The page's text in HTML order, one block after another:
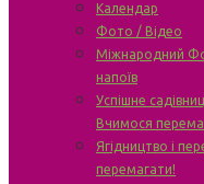
Календар
Фото / Відео
Міжнародний
напоїв
Успішне
Вчимося
Ягідництво і
перемагати!